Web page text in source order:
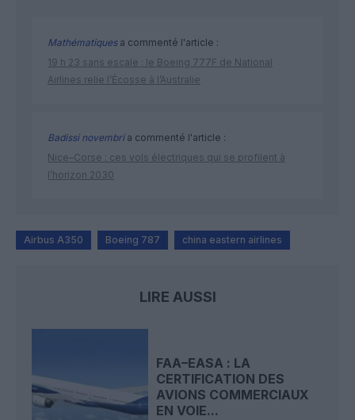
Mathématiquesa commenté l'article :
19 h 23 sans escale : le Boeing 777F de National
Airlines relie l’Écosse à l’Australie
Badissi novembria commenté l'article :
Nice–Corse : ces vols électriques qui se profilent à
l’horizon 2030
Airbus A350 Boeing 787 china eastern airlines
LIRE AUSSI
FAA–EASA : LA
CERTIFICATION DES
AVIONS COMMERCIAUX
EN VOIE...